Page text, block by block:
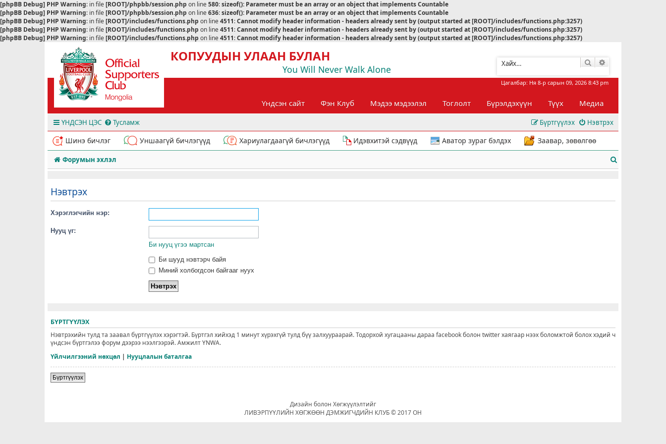
[phpBB Debug] PHP Warning: in file[ROOT]/phpbb/session.php on line580:sizeof(): Parameter must be an array or an object that implements Countable
[phpBB Debug] PHP Warning: in file[ROOT]/phpbb/session.php on line636:sizeof(): Parameter must be an array or an object that implements Countable
[phpBB Debug] PHP Warning: in file[ROOT]/includes/functions.php on line4511:Cannot modify header information - headers already sent by (output started at [ROOT]/includes/functions.php:3257)
[phpBB Debug] PHP Warning: in file[ROOT]/includes/functions.php on line4511:Cannot modify header information - headers already sent by (output started at [ROOT]/includes/functions.php:3257)
[phpBB Debug] PHP Warning: in file[ROOT]/includes/functions.php on line4511:Cannot modify header information - headers already sent by (output started at [ROOT]/includes/functions.php:3257)
КОПУУДЫН УЛААН БУЛАН
You Will Never Walk Alone
Хайлт
Цагалбар: Ня 8-р сарын 09, 2026 8:43 pm
Үндсэн сайт Фэн Клуб Мэдээ мэдээлэл Тоглолт Бүрэлдэхүүн Түүх Медиа
ҮНДСЭН ЦЭС Тусламж Нэвтрэх
Бүртгүүлэх
Шинэ бичлэг Уншаагүй бичлэгүүд Хариулагдаагүй бичлэгүүд Идэвхитэй сэдвүүд Аватор зураг бэлдэх Заавар, зөвөлгөө
Форумын эхлэл
Нэвтрэх
Хэрэглэгчийн нэр:
Нууц үг:
Би нууц үгээ мартсан
Би шууд нэвтэрч байя
Миний холбогдсон байгааг нуух
БҮРТГҮҮЛЭХ
Нэвтрэхийн тулд та заавал бүртгүүлэх хэрэгтэй. Бүртгэл хийхэд 1 минут хүрэхгүй тулд бүү залхуураарай. Тодорхой хугацааны дараа facebook болон twitter хаягаар нээх боломжтой болох хэдий ч
үндсэн бүртгэлээ форум дээрээ нээлгээрэй. Амжилт YNWA.
Үйлчилгээний нөхцөл | Нууцлалын баталгаа
Бүртгүүлэх
Дизайн болон Хөгжүүлэлтийг
ЛИВЭРПҮҮЛИЙН ХӨГЖӨӨН ДЭМЖИГЧДИЙН КЛУБ © 2017 ОН